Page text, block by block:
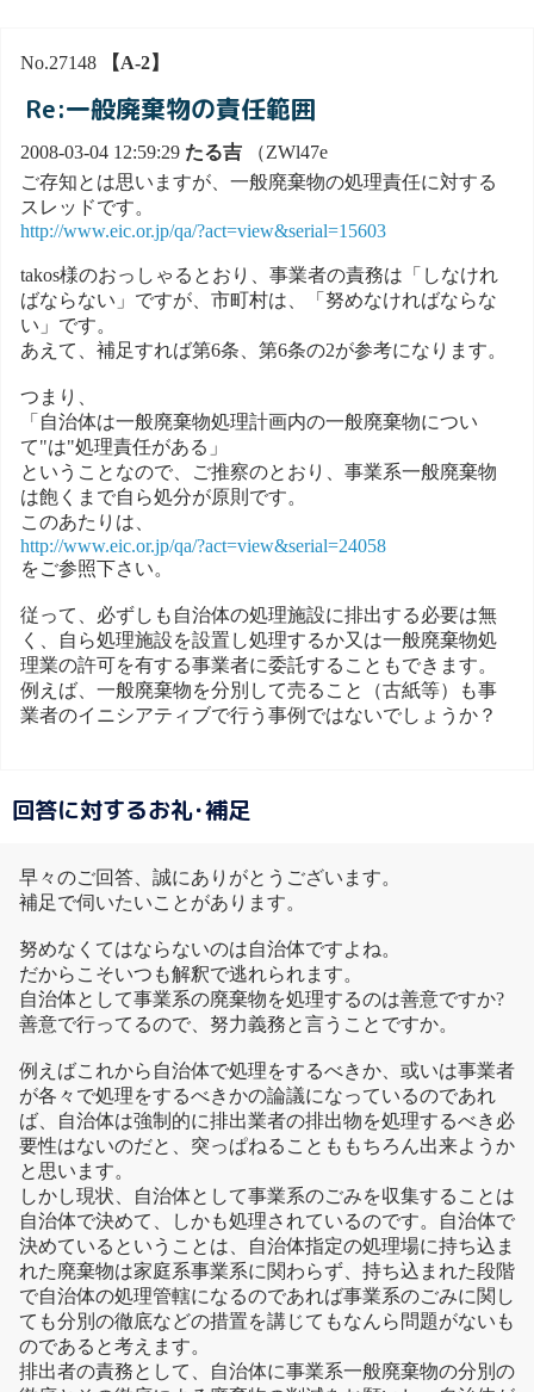
No.27148 【A-2】
Re:一般廃棄物の責任範囲
2008-03-04 12:59:29 たる吉 （ZWl47e
ご存知とは思いますが、一般廃棄物の処理責任に対する
スレッドです。
http://www.eic.or.jp/qa/?act=view&serial=15603
takos様のおっしゃるとおり、事業者の責務は「しなけれ
ばならない」ですが、市町村は、「努めなければならな
い」です。
あえて、補足すれば第6条、第6条の2が参考になります。
つまり、
「自治体は一般廃棄物処理計画内の一般廃棄物につい
て"は"処理責任がある」
ということなので、ご推察のとおり、事業系一般廃棄物
は飽くまで自ら処分が原則です。
このあたりは、
http://www.eic.or.jp/qa/?act=view&serial=24058
をご参照下さい。
従って、必ずしも自治体の処理施設に排出する必要は無
く、自ら処理施設を設置し処理するか又は一般廃棄物処
理業の許可を有する事業者に委託することもできます。
例えば、一般廃棄物を分別して売ること（古紙等）も事
業者のイニシアティブで行う事例ではないでしょうか？
回答に対するお礼･補足
早々のご回答、誠にありがとうございます。
補足で伺いたいことがあります。
努めなくてはならないのは自治体ですよね。
だからこそいつも解釈で逃れられます。
自治体として事業系の廃棄物を処理するのは善意ですか?
善意で行ってるので、努力義務と言うことですか。
例えばこれから自治体で処理をするべきか、或いは事業者
が各々で処理をするべきかの論議になっているのであれ
ば、自治体は強制的に排出業者の排出物を処理するべき必
要性はないのだと、突っぱねることももちろん出来ようか
と思います。
しかし現状、自治体として事業系のごみを収集することは
自治体で決めて、しかも処理されているのです。自治体で
決めているということは、自治体指定の処理場に持ち込ま
れた廃棄物は家庭系事業系に関わらず、持ち込まれた段階
で自治体の処理管轄になるのであれば事業系のごみに関し
ても分別の徹底などの措置を講じてもなんら問題がないも
のであると考えます。
排出者の責務として、自治体に事業系一般廃棄物の分別の